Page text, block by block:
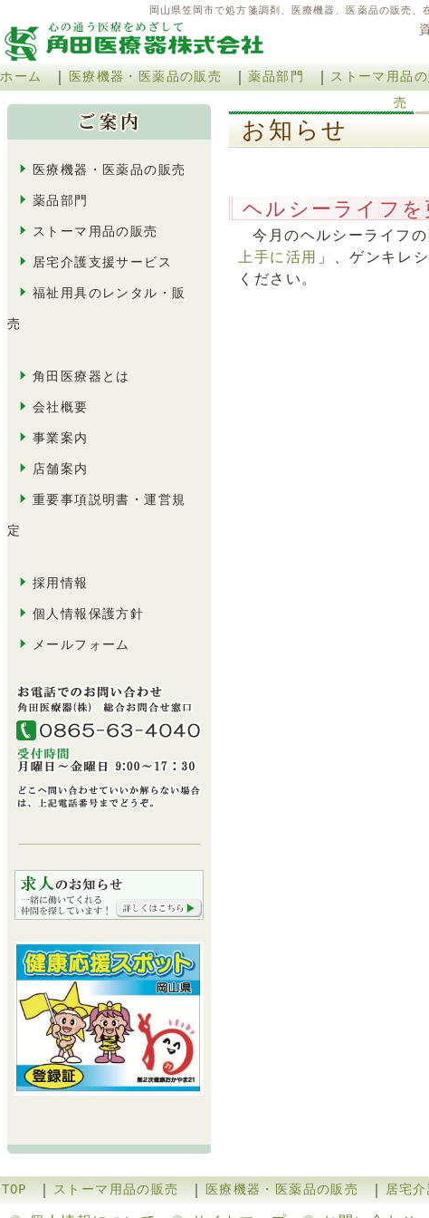
岡山県笠岡市で処方箋調剤、医療機器、医薬品の販売
ホーム
｜ 医療機器・医薬品の販売 ｜薬品部門 ｜ ストーマ用品
売
医療機器・医薬品の販売
薬品部門
ストーマ用品の販売
居宅介護支援サービス
福祉用具のレンタル・販
売
角田医療器とは
会社概要
事業案内
店舗案内
重要事項説明書・運営規
定
採用情報
個人情報保護方針
メールフォーム
お知らせ
ヘルシーライフを
今月のヘルシーライフ
上手に活用 」、ゲンキレ
ください。
TOP ｜ ストーマ用品の販売 ｜ 医療機器・医薬品の販売 ｜ 居宅